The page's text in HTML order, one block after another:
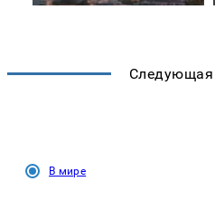
Следующая
В мире